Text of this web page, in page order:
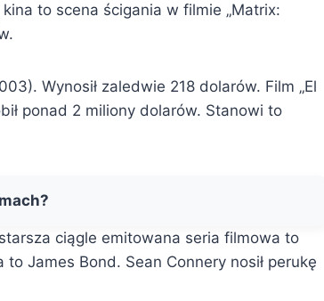
to scena ścigania w filmie „Matrix:
Wynosił zaledwie 218 dolarów. Film „El
ponad 2 miliony dolarów. Stanowi to
ciągle emitowana seria filmowa to
James Bond. Sean Connery nosił perukę